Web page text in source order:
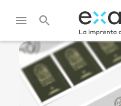
Exaprint/ Impresión en
pliego